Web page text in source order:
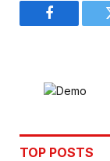
Facebook
TOP POSTS